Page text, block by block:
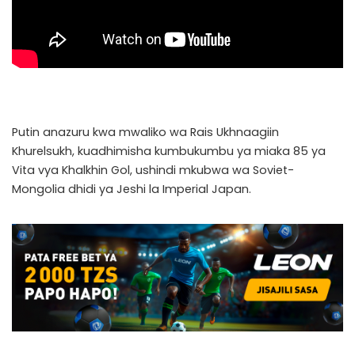
Putin anazuru kwa mwaliko wa Rais Ukhnaagiin
Khurelsukh, kuadhimisha kumbukumbu ya miaka 85 ya
Vita vya Khalkhin Gol, ushindi mkubwa wa Soviet-
Mongolia dhidi ya Jeshi la Imperial Japan.